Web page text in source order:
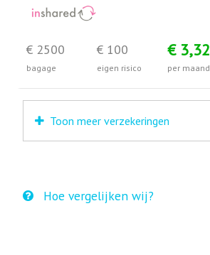
€ 2500
bagage
€ 100
eigen risico
€ 3,32
per maand
Toon meer verzekeringen
Hoe vergelijken wij?